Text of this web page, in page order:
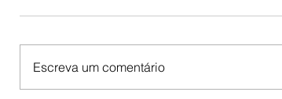
Escreva um comentário